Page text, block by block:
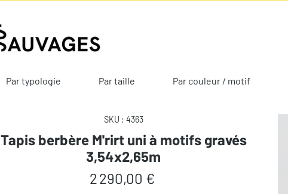
Par typologie Par taille Par couleur / motif
SKU : 4363
Tapis berbère M'rirt uni à motifs gravés
3,54x2,65m
2 290,00 €Prix